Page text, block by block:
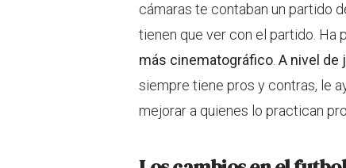
cámaras te contaban un partido
tienen que ver con el partido.
más cinematográfico A nivel de
siempre tiene pros y contras, le
mejorar a quienes lo practican